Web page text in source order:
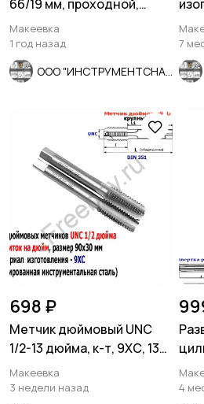
66/19 мм, проходной,
мелкий шаг, шлифов.
Макеевка
1 год назад
7
698 ₽
Метчик дюймовый UNC
1/2-13 дюйма, к-т, 9ХС, 13
ниток на дюйм, 90/30
Макеевка
3 недели назад
х,
4